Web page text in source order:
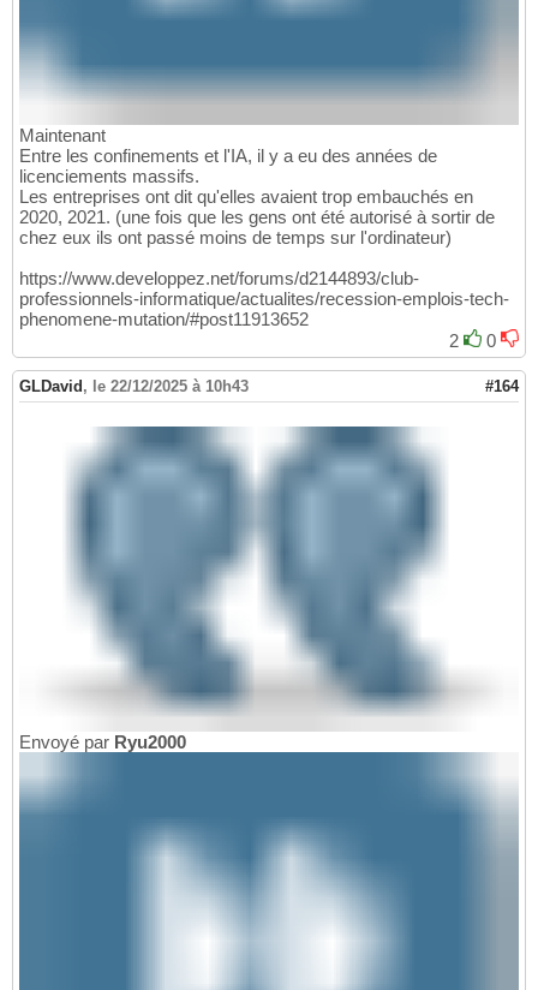
Maintenant
Entre les confinements et l'IA, il y a eu des années de
licenciements massifs.
Les entreprises ont dit qu'elles avaient trop embauchés en
2020, 2021. (une fois que les gens ont été autorisé à sortir de
chez eux ils ont passé moins de temps sur l'ordinateur)
https://www.developpez.net/forums/d2144893/club-
professionnels-informatique/actualites/recession-emplois-tech-
phenomene-mutation/#post11913652
2
0
GLDavid , le 22/12/2025 à 10h43 #164
Envoyé par Ryu2000